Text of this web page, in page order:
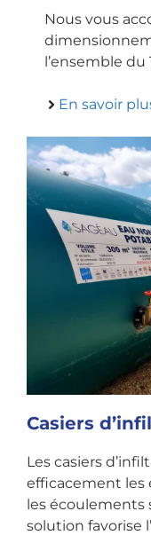
Nous vous
l’ensemble
En savoir
Casiers
Les casiers
efficacement les
les écoulements
solution favorise